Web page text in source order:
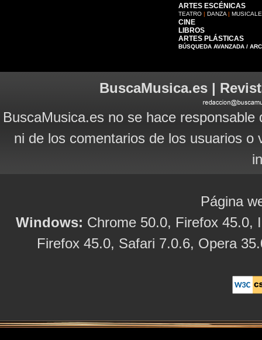
ARTES ESCÉNICAS
TEATRO | DANZA |
CINE
LIBROS
ARTES PLÁSTICAS
BÚSQUEDA AVANZADA /
BuscaMusica.es |
BuscaMusica.es no se hace
ni de los comentarios de los usuarios
Página
Windows: Chrome 50.0, Firefox 45.0,
Firefox 45.0, Safari 7.0.6, Opera